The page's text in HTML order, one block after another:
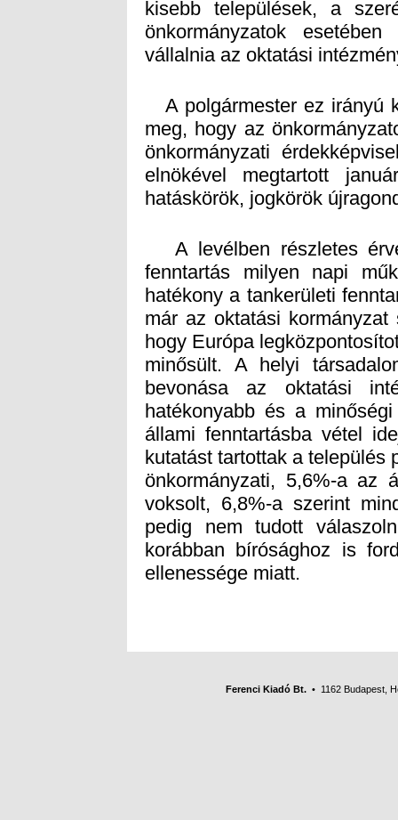
vállalnia az oktatási
A polgármester ez irányú
meg, hogy az
önkormányzati
elnökével megtartott
hatáskörök, jogkörök
A levélben részletes
fenntartás milyen napi
hatékony a tankerületi
már az oktatási
hogy Európa
minősült. A helyi
bevonása az oktatási
hatékonyabb és a
állami fenntartásba vétel
kutatást tartottak a
önkormányzati, 5,6%-a az
voksolt, 6,8%-a szerint
pedig nem tudott
korábban bírósághoz is
ellenessége miatt.
Ferenci Kiadó Bt. • 1162 Budapest,